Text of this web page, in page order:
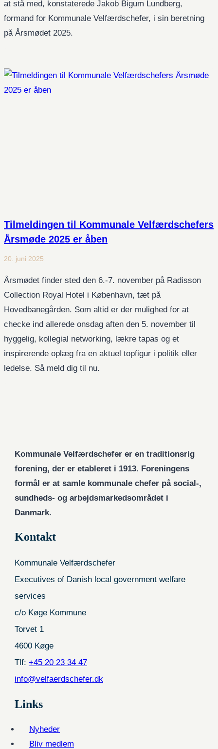
at stå med, konstaterede Jakob Bigum Lundberg,
formand for Kommunale Velfærdschefer, i sin beretning
på Årsmødet 2025.
Tilmeldingen til Kommunale Velfærdschefers
Årsmøde 2025 er åben
20. juni 2025
Årsmødet finder sted den 6.-7. november på Radisson
Collection Royal Hotel i København, tæt på
Hovedbanegården. Som altid er der mulighed for at
checke ind allerede onsdag aften den 5. november til
hyggelig, kollegial networking, lækre tapas og et
inspirerende oplæg fra en aktuel topfigur i politik eller
ledelse. Så meld dig til nu.
Kommunale Velfærdschefer er en traditionsrig
forening, der er etableret i 1913. Foreningens
formål er at samle kommunale chefer på social-,
sundheds- og arbejdsmarkedsområdet i
Danmark.
Kontakt
Kommunale Velfærdschefer
Executives of Danish local government welfare
services
c/o Køge Kommune
Torvet 1
4600 Køge
Tlf: +45 20 23 34 47
info@velfaerdschefer.dk
Links
Nyheder
Bliv medlem